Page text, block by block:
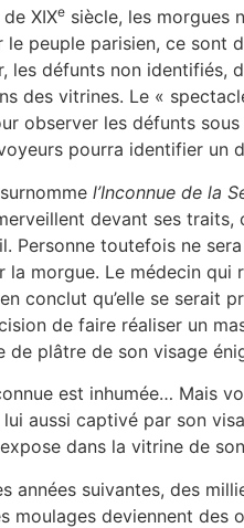
XIXe siècle, les morgues
le peuple parisien, ce sont
les défunts non identifiés,
des vitrines. Le «
observer les défunts
pourra identifier un
l’Inconnue de la
devant ses
Personne toutefois ne
la morgue. Le médecin
conclut qu’elle se serait
de faire réaliser un
de plâtre de son visage
est inhumée… Mais
lui aussi captivé par son
dans la vitrine de
années suivantes, des
moulages deviennent